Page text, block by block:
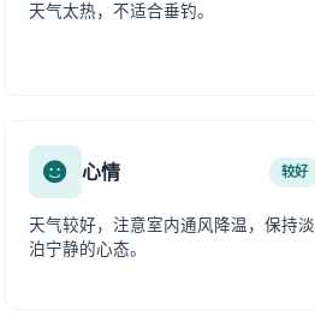
天气太热，不适合垂钓。
心情 较好
天气较好，注意室内通风降温，保持淡
泊宁静的心态。